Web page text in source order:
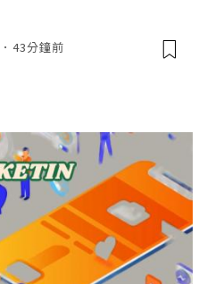
43分鐘前